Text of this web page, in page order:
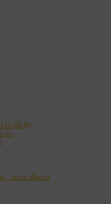
ro (R:R)
ro
– Sách đầu tư